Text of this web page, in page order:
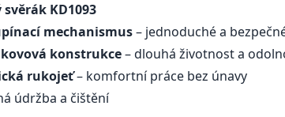
KD1093
mechanismus– jednoduché a
konstrukce– dlouhá životnost a
rukojeť– komfortní práce bez únavy
údržba a čištění